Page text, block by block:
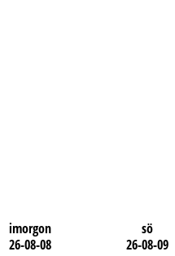
imorgon
26-08-08
sö
26-08-09